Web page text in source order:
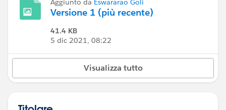
Aggiunto da Eswararao Goli
Versione 1 (più recente)
41.4 KB
5 dic 2021, 08:22
Visualizza tutto